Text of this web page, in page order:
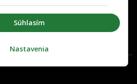
Inzercia Cenník
Súhlasím
Nastavenia